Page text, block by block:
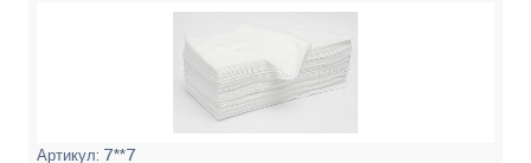
Артикул: 7**7